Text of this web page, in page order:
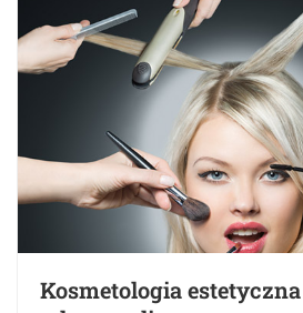
Kosmetologia